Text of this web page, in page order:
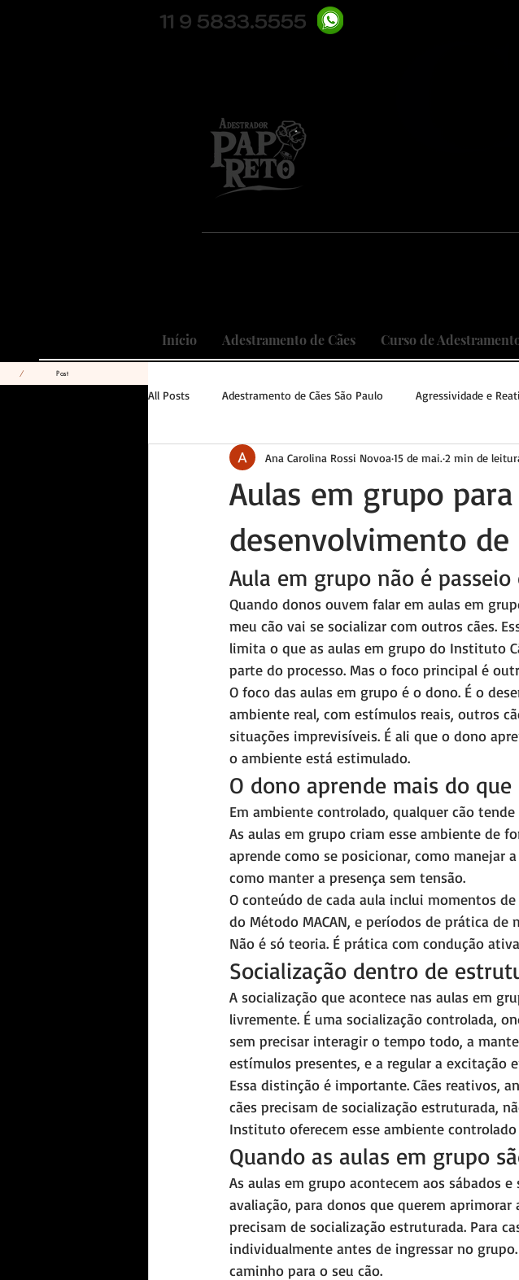
11 9 5833.5555
Início Adestramento de Cães Curso de
All Posts Adestramento de Cães São Paulo Agressividade e
Tutor e Liderança Casos Reais Fé e Propósito
Aulas em grupo
desenvolvimento de
Ana Carolina Rossi Novoa 15 de mai.2 min de
Aula em grupo não é
Quando donos ouvem falar em aulas em
meu cão vai se socializar com outros cães.
limita o que as aulas em grupo do Instituto
parte do processo. Mas o foco principal é
O foco das aulas em grupo é o dono. É o
ambiente real, com estímulos reais, outros
situações imprevisíveis. É ali que o dono
o ambiente está estimulado.
O dono aprende mais do que
Em ambiente controlado, qualquer cão
As aulas em grupo criam esse ambiente de
aprende como se posicionar, como manejar
como manter a presença sem tensão.
O conteúdo de cada aula inclui momentos
do Método MACAN, e períodos de prática
Não é só teoria. É prática com condução
Socialização dentro de
A socialização que acontece nas aulas em
livremente. É uma socialização controlada,
sem precisar interagir o tempo todo, a
estímulos presentes, e a regular a excitação
Essa distinção é importante. Cães reativos,
cães precisam de socialização estruturada,
Instituto oferecem esse ambiente
Quando as aulas em grupo
As aulas em grupo acontecem aos sábados
avaliação, para donos que querem
precisam de socialização estruturada. Para
individualmente antes de ingressar no
caminho para o seu cão.
/ Post